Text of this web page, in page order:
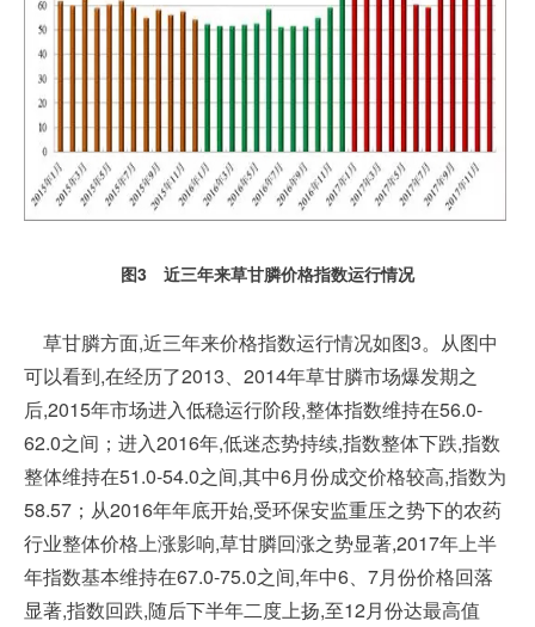
图3 近三年来草甘膦价格指数运行情况
草甘膦方面,近三年来价格指数运行情况如图3。从图中
可以看到,在经历了2013、2014年草甘膦市场爆发期之
后,2015年市场进入低稳运行阶段,整体指数维持在56.0-
62.0之间；进入2016年,低迷态势持续,指数整体下跌,指数
整体维持在51.0-54.0之间,其中6月份成交价格较高,指数为
58.57；从2016年年底开始,受环保安监重压之势下的农药
行业整体价格上涨影响,草甘膦回涨之势显著,2017年上半
年指数基本维持在67.0-75.0之间,年中6、7月份价格回落
显著,指数回跌,随后下半年二度上扬,至12月份达最高值